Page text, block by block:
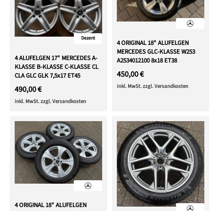
Dezent
4 ALUFELGEN 17" MERCEDES A-
KLASSE B-KLASSE C-KLASSE CL
CLA GLC GLK 7,5x17 ET45
490,00 €
inkl. MwSt. zzgl. Versandkosten
4 ORIGINAL 18" ALUFELGEN
MERCEDES GLC-KLASSE W253
A2534012100 8x18 ET38
450,00 €
inkl. MwSt. zzgl. Versandkosten
4 ORIGINAL 18" ALUFELGEN